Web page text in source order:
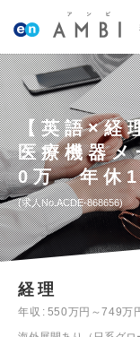
【英語×経
医療機器
0万 年休
求人No.ACDE-868656
経理
年収
550万円～749万